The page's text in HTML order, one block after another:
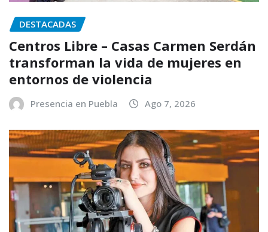
DESTACADAS
Centros Libre – Casas Carmen Serdán
transforman la vida de mujeres en
entornos de violencia
Presencia en Puebla Ago 7, 2026